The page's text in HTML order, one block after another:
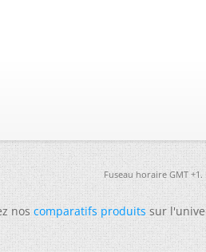
Fuseau horaire GMT
noscomparatifs produitssur